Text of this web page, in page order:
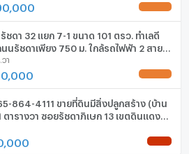
ชดา 32 แยก 7-1 ขนาด 101 ตรว. ทำเลดี
นนรัชดาเพียง 750 ม. ใกล้รถไฟฟ้า 2 สาย ที่
มาะปลูกบ้าน
วา
864-4111 ขายที่ดินมีสิ่งปลูกสร้าง (บ้าน
ตารางวา ซอยรัชดาภิเษก 13 เขตดินแดง
ห้วยขวาง